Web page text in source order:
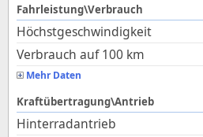
Fahrleistung\Verbrauch
Höchstgeschwindigkeit
Verbrauch auf 100 km
Mehr Daten
Kraftübertragung\Antrieb
Hinterradantrieb